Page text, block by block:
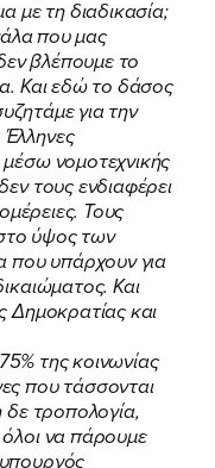
με τη διαδικασία;
που μας
βλέπουμε το
Και εδώ το δάσος
για την
νομοτεχνικής
τους ενδιαφέρει
Τους
ύψος των
που υπάρχουν για
Και
Δημοκρατίας και
της κοινωνίας
που τάσσονται
τροπολογία,
να πάρουμε